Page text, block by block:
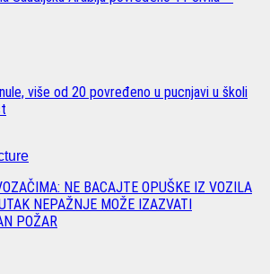
više od 20 povređeno u pucnjavi u školi
NE BACAJTE OPUŠKE IZ VOZILA
NEPAŽNJE MOŽE IZAZVATI
POŽAR